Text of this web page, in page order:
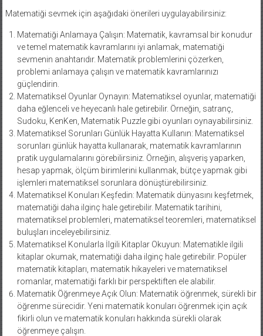
Matematiği sevmek için aşağıdaki önerileri uygulayabilirsiniz:
Matematiği Anlamaya Çalışın: Matematik, kavramsal bir konudur
ve temel matematik kavramlarını iyi anlamak, matematiği
sevmenin anahtarıdır. Matematik problemlerini çözerken,
problemi anlamaya çalışın ve matematik kavramlarınızı
güçlendirin.
Matematiksel Oyunlar Oynayın: Matematiksel oyunlar, matematiği
daha eğlenceli ve heyecanlı hale getirebilir. Örneğin, satranç,
Sudoku, KenKen, Matematik Puzzle gibi oyunları oynayabilirsiniz.
Matematiksel Sorunları Günlük Hayatta Kullanın: Matematiksel
sorunları günlük hayatta kullanarak, matematik kavramlarının
pratik uygulamalarını görebilirsiniz. Örneğin, alışveriş yaparken,
hesap yapmak, ölçüm birimlerini kullanmak, bütçe yapmak gibi
işlemleri matematiksel sorunlara dönüştürebilirsiniz.
Matematiksel Konuları Keşfedin: Matematik dünyasını keşfetmek,
matematiği daha ilginç hale getirebilir. Matematik tarihini,
matematiksel problemleri, matematiksel teoremleri, matematiksel
buluşları inceleyebilirsiniz.
Matematiksel Konularla İlgili Kitaplar Okuyun: Matematikle ilgili
kitaplar okumak, matematiği daha ilginç hale getirebilir. Popüler
matematik kitapları, matematik hikayeleri ve matematiksel
romanlar, matematiği farklı bir perspektiften ele alabilir.
Matematik Öğrenmeye Açık Olun: Matematik öğrenmek, sürekli bir
öğrenme sürecidir. Yeni matematik konuları öğrenmek için açık
fikirli olun ve matematik konuları hakkında sürekli olarak
öğrenmeye çalışın.